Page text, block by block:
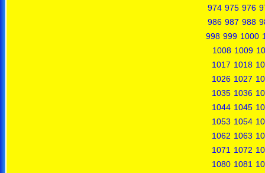
974 975 976
986 987 988
998 999 1000
1008 1009
1017 1018
1026 1027
1035 1036
1044 1045
1053 1054
1062 1063
1071 1072
1080 1081